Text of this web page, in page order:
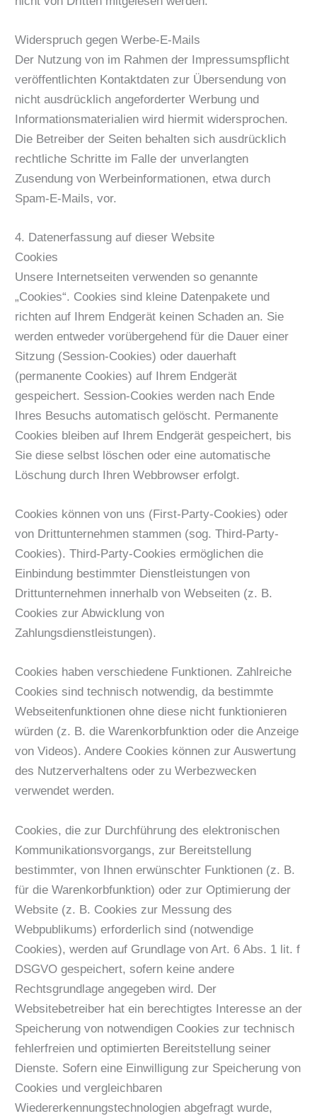
Widerspruch gegen Werbe-E-Mails
Der Nutzung von im Rahmen der Impressumspflicht
veröffentlichten Kontaktdaten zur Übersendung von
nicht ausdrücklich angeforderter Werbung und
Informationsmaterialien wird hiermit widersprochen.
Die Betreiber der Seiten behalten sich ausdrücklich
rechtliche Schritte im Falle der unverlangten
Zusendung von Werbeinformationen, etwa durch
Spam-E-Mails, vor.
4. Datenerfassung auf dieser Website
Cookies
Unsere Internetseiten verwenden so genannte
„Cookies“. Cookies sind kleine Datenpakete und
richten auf Ihrem Endgerät keinen Schaden an. Sie
werden entweder vorübergehend für die Dauer einer
Sitzung (Session-Cookies) oder dauerhaft
(permanente Cookies) auf Ihrem Endgerät
gespeichert. Session-Cookies werden nach Ende
Ihres Besuchs automatisch gelöscht. Permanente
Cookies bleiben auf Ihrem Endgerät gespeichert, bis
Sie diese selbst löschen oder eine automatische
Löschung durch Ihren Webbrowser erfolgt.
Cookies können von uns (First-Party-Cookies) oder
von Drittunternehmen stammen (sog. Third-Party-
Cookies). Third-Party-Cookies ermöglichen die
Einbindung bestimmter Dienstleistungen von
Drittunternehmen innerhalb von Webseiten (z. B.
Cookies zur Abwicklung von
Zahlungsdienstleistungen).
Cookies haben verschiedene Funktionen. Zahlreiche
Cookies sind technisch notwendig, da bestimmte
Webseitenfunktionen ohne diese nicht funktionieren
würden (z. B. die Warenkorbfunktion oder die Anzeige
von Videos). Andere Cookies können zur Auswertung
des Nutzerverhaltens oder zu Werbezwecken
verwendet werden.
Cookies, die zur Durchführung des elektronischen
Kommunikationsvorgangs, zur Bereitstellung
bestimmter, von Ihnen erwünschter Funktionen (z. B.
für die Warenkorbfunktion) oder zur Optimierung der
Website (z. B. Cookies zur Messung des
Webpublikums) erforderlich sind (notwendige
Cookies), werden auf Grundlage von Art. 6 Abs. 1 lit. f
DSGVO gespeichert, sofern keine andere
Rechtsgrundlage angegeben wird. Der
Websitebetreiber hat ein berechtigtes Interesse an der
Speicherung von notwendigen Cookies zur technisch
fehlerfreien und optimierten Bereitstellung seiner
Dienste. Sofern eine Einwilligung zur Speicherung von
Cookies und vergleichbaren
Wiedererkennungstechnologien abgefragt wurde,